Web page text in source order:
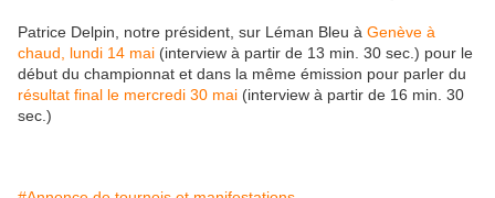
Patrice Delpin, notre président, sur Léman Bleu à Genève à
chaud, lundi 14 mai (interview à partir de 13 min. 30 sec.) pour le
début du championnat et dans la même émission pour parler du
résultat final le mercredi 30 mai (interview à partir de 16 min. 30
sec.)